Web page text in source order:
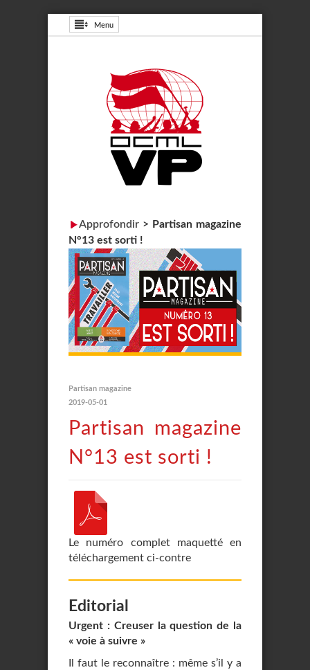
Menu
Approfondir > Partisan magazine
N°13 est sorti !
Partisan magazine
2019-05-01
Partisan magazine
N°13 est sorti !
Le numéro complet maquetté en
téléchargement ci-contre
Editorial
Urgent : Creuser la question de la
« voie à suivre »
Il faut le reconnaître : même s’il y a